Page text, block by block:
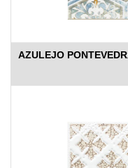
AZULEJO